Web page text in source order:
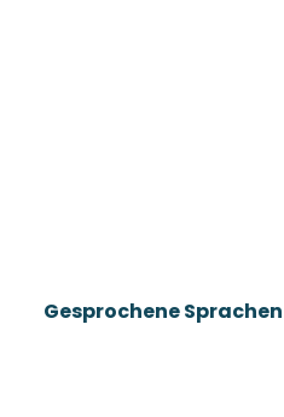
Gesprochene Sprachen
Gesprochene Sprachen